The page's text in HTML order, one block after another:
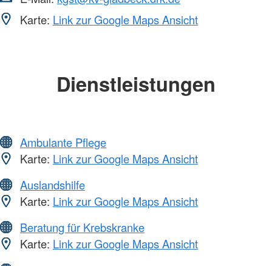
Karte: Link zur Google Maps Ansicht
Dienstleistungen
Ambulante Pflege
Karte: Link zur Google Maps Ansicht
Auslandshilfe
Karte: Link zur Google Maps Ansicht
Beratung für Krebskranke
Karte: Link zur Google Maps Ansicht